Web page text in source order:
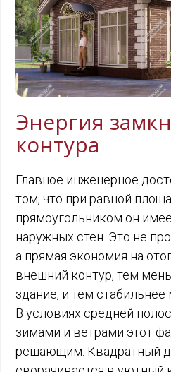
Энергия
контура
Главное инженерное
том, что при равной
прямоугольником он
наружных стен. Это не
а прямая экономия на
внешний контур, тем
здание, и тем
В условиях средней
зимами и ветрами этот
решающим. Квадратный